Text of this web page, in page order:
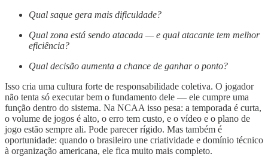
Qual saque gera mais dificuldade?
Qual zona está sendo atacada — e qual atacante tem melhor
eficiência?
Qual decisão aumenta a chance de ganhar o ponto?
Isso cria uma cultura forte de responsabilidade coletiva. O jogador
não tenta só executar bem o fundamento dele — ele cumpre uma
função dentro do sistema. Na NCAA isso pesa: a temporada é curta,
o volume de jogos é alto, o erro tem custo, e o vídeo e o plano de
jogo estão sempre ali. Pode parecer rígido. Mas também é
oportunidade: quando o brasileiro une criatividade e domínio técnico
à organização americana, ele fica muito mais completo.